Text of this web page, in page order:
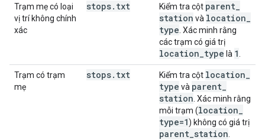
Trạm mẹ có loại
vị trí không chính
xác
stops. txt Kiểm tra cột parent
station và location
type . Xác minh rằng
các trạm có giá trị
location type là 1
Trạm có trạm
mẹ
stops. txt Kiểm tra cột location
type và parent
station . Xác minh rằng
mỗi trạm (location
type=1) không có giá trị
parent station